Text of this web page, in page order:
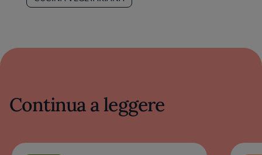
Continua a leggere